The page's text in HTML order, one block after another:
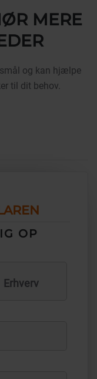
MERE
og kan hjælpe
til dit behov.
OP
Erhverv